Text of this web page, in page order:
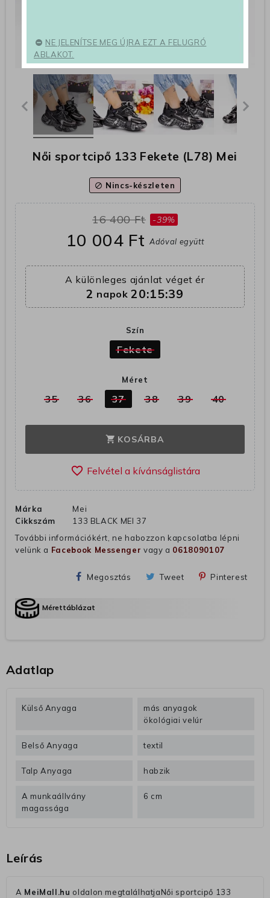
Női sportcipő 133 Fekete (L78) Mei
block Nincs-készleten
16 400 Ft -39%
10 004 FtAdóval együtt
A különleges ajánlat véget ér
2 napok 20:15:39
Szín
Fekete
Méret
35 36 37 38 39 40
shopping_cart KOSÁRBA
favorite_border
Márka
Mei
Cikkszám
133 BLACK MEI 37
További információkért, ne habozzon kapcsolatba lépni
velünk a Facebook Messenger vagy a 0618090107
Megosztás Tweet Pinterest
Mérettáblázat
Adatlap
Külső Anyaga
más anyagok
ökológiai velúr
Belső Anyaga textil
Talp Anyaga habzik
A munkaállvány
magassága
6 cm
Leírás
A MeiMall.hu oldalon megtalálhatjaNői sportcipő 133
NE JELENÍTSE MEG ÚJRA EZT A FELUGRÓ
ABLAKOT.